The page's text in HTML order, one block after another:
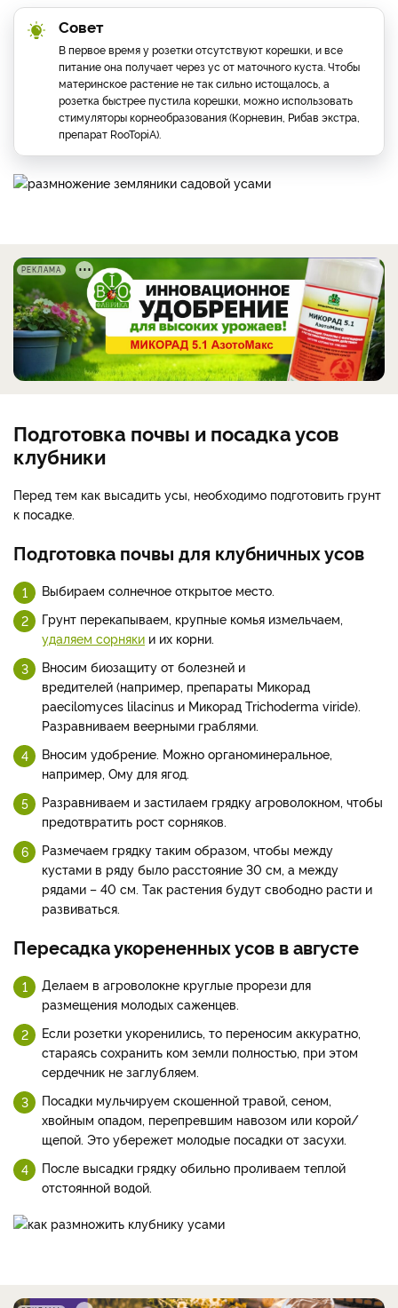
Совет
В первое время у розетки отсутствуют корешки, и все
питание она получает через ус от маточного куста. Чтобы
материнское растение не так сильно истощалось, а
розетка быстрее пустила корешки, можно использовать
стимуляторы корнеобразования (Корневин, Рибав экстра,
препарат RooTopiA).
РЕКЛАМА
Подготовка почвы и посадка усов
клубники
Перед тем как высадить усы, необходимо подготовить грунт
к посадке.
Подготовка почвы для клубничных усов
Выбираем солнечное открытое место.
Грунт перекапываем, крупные комья измельчаем,
удаляем сорняки и их корни.
Вносим биозащиту от болезней и
вредителей (например, препараты Микорад
paecilomyces lilacinus и Микорад Trichoderma viride).
Разравниваем веерными граблями.
Вносим удобрение. Можно органоминеральное,
например, Ому для ягод.
Разравниваем и застилаем грядку агроволокном, чтобы
предотвратить рост сорняков.
Размечаем грядку таким образом, чтобы между
кустами в ряду было расстояние 30 см, а между
рядами – 40 см. Так растения будут свободно расти и
развиваться.
Пересадка укорененных усов в августе
Делаем в агроволокне круглые прорези для
размещения молодых саженцев.
Если розетки укоренились, то переносим аккуратно,
стараясь сохранить ком земли полностью, при этом
сердечник не заглубляем.
Посадки мульчируем скошенной травой, сеном,
хвойным опадом, перепревшим навозом или корой/
щепой. Это убережет молодые посадки от засухи.
После высадки грядку обильно проливаем теплой
отстоянной водой.